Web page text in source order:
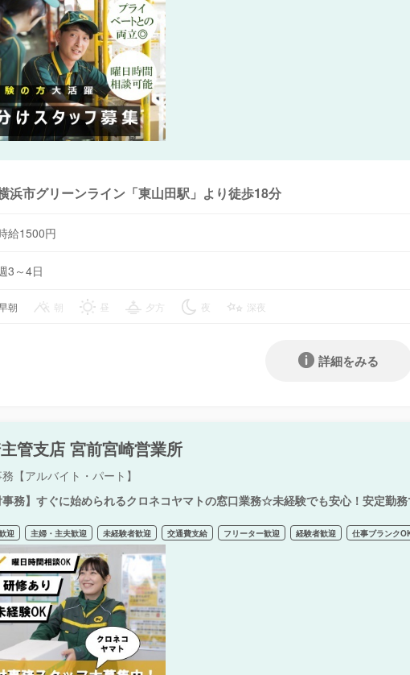
浜市グリーンライン「東山田駅」より徒歩18分
給1500円
3～4日
朝 朝 昼 夕方 夜 深夜
詳細をみる
管支店 宮前宮崎営業所
【アルバイト・パート】
務】すぐに始められるクロネコヤマトの窓口業務☆未経験でも安心！安定勤務
迎 主婦・主夫歓迎 未経験者歓迎 交通費支給 フリーター歓迎 経験者歓迎 仕事ブランク